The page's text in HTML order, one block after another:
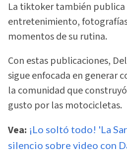
La tiktoker también publica
entretenimiento,
momentos de su rutina.
Con estas publicaciones,
sigue enfocada en generar
la comunidad que
gusto por las motocicletas.
Vea: ¡Lo soltó todo! 'La
silencio sobre video con